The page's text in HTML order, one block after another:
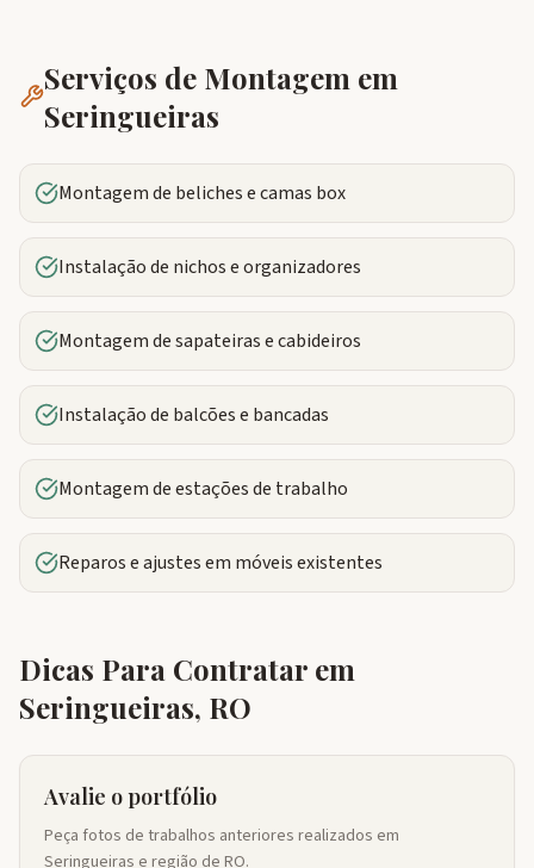
Serviços de Montagem em
Seringueiras
Montagem de beliches e camas box
Instalação de nichos e organizadores
Montagem de sapateiras e cabideiros
Instalação de balcões e bancadas
Montagem de estações de trabalho
Reparos e ajustes em móveis existentes
Dicas Para Contratar em
Seringueiras, RO
Avalie o portfólio
Peça fotos de trabalhos anteriores realizados em
Seringueiras e região de RO.